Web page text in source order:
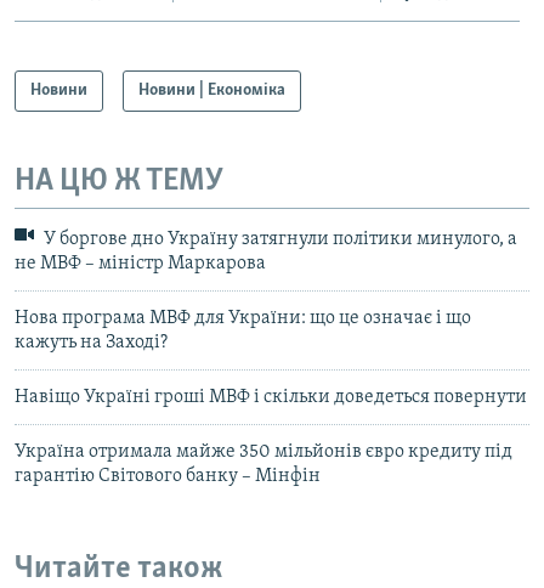
Новини Новини | Економіка
НА ЦЮ Ж ТЕМУ
У боргове дно Україну затягнули політики минулого, а
не МВФ – міністр Маркарова
Нова програма МВФ для України: що це означає і що
кажуть на Заході?
Навіщо Україні гроші МВФ і скільки доведеться повернути
Україна отримала майже 350 мільйонів євро кредиту під
гарантію Світового банку – Мінфін
Читайте також